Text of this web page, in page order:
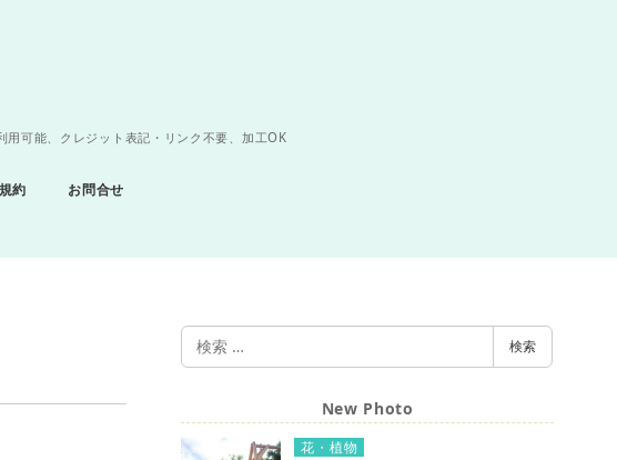
可能、クレジット表記・リンク不要、加工OK
約 お問合せ
検
索
検索
New Photo
花・植物